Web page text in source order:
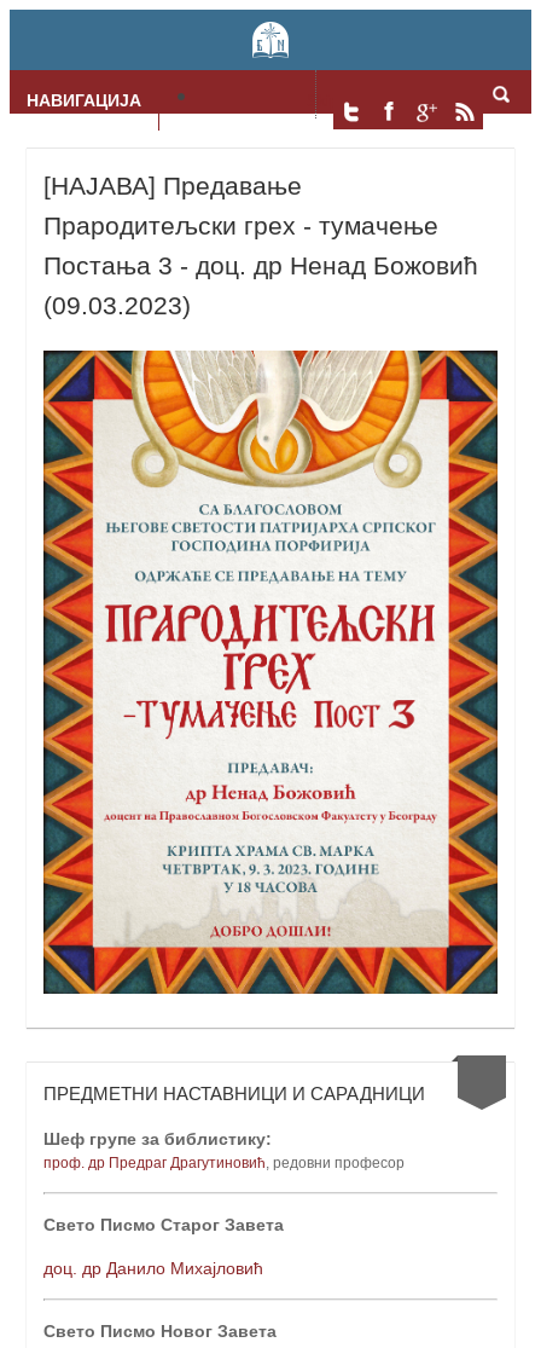
НАВИГАЦИЈА Skip to content
[НАЈАВА] Предавање
Прародитељски грех - тумачење
Постања 3 - доц. др Ненад Божовић
(09.03.2023)
ПРЕДМЕТНИ НАСТАВНИЦИ И САРАДНИЦИ
Шеф групе за библистику:
проф. др Предраг Драгутиновић, редовни професор
Свето Писмо Старог Завета
доц. др Данило Михајловић
Свето Писмо Новог Завета